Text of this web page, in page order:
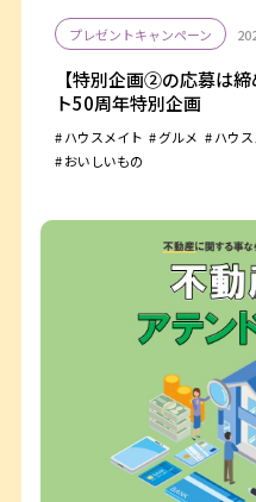
プレゼントキャンペーン
【特別企画②の応募は
ト50周年特別企画
ハウスメイト グルメ
ハウ
おいしいもの